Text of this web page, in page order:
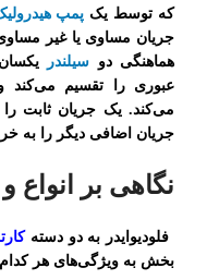
که توسط یک پمپ
جریان مساوی یا غیر
هماهنگی دو سیلندر
عبوری را تقسیم می‌کند
می‌کند. یک جریان ثابت
جریان اضافی دیگر را به
نگاهی بر انواع
فلودیوایدر به دو دسته
بخش به ویژگی‌های هر